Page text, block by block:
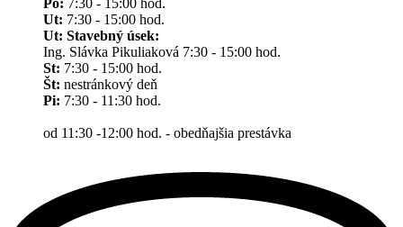
Po: 7:30 - 15:00 hod.
Ut: 7:30 - 15:00 hod.
Ut: Stavebný úsek:
Ing. Slávka Pikuliaková 7:30 - 15:00 hod.
St: 7:30 - 15:00 hod.
Št: nestránkový deň
Pi: 7:30 - 11:30 hod.
od 11:30 -12:00 hod. - obedňajšia prestávka